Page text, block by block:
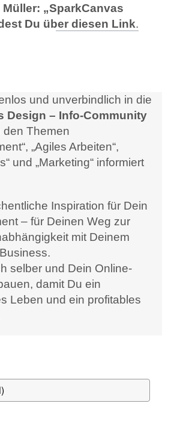
Müller: „SparkCanvas
Du über diesen Link.
und unverbindlich in die
Design – Info-Community
den Themen
„Agiles Arbeiten“,
und „Marketing“ informiert
Inspiration für Dein
– für Deinen Weg zur
mit Deinem
selber und Dein Online-
damit Du ein
Leben und ein profitables